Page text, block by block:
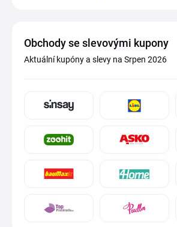
Obchody se slevovými kupony
Aktuální kupóny a slevy na Srpen 2026